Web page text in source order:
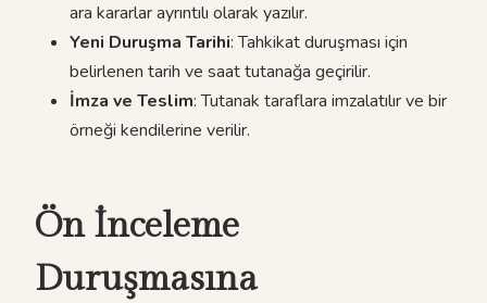
ara kararlar ayrıntılı olarak yazılır.
Yeni Duruşma Tarihi: Tahkikat duruşması için
belirlenen tarih ve saat tutanağa geçirilir.
İmza ve Teslim: Tutanak taraflara imzalatılır ve bir
örneği kendilerine verilir.
Ön İnceleme
Duruşmasına